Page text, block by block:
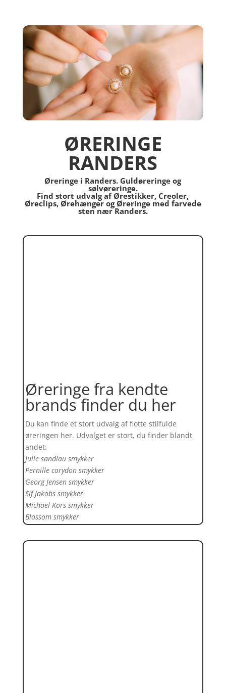
ØRERINGE
RANDERS
Øreringe i Randers. Guldøreringe og
sølvøreringe.
Find stort udvalg af Ørestikker, Creoler,
Øreclips, Ørehænger og Øreringe med farvede
sten nær Randers.
Øreringe fra kendte
brands finder du her
Du kan finde et stort udvalg af flotte stilfulde
øreringen her. Udvalget er stort, du finder blandt
andet:
Julie sandlau smykker
Pernille corydon smykker
Georg Jensen smykker
Sif Jakobs smykker
Michael Kors smykker
Blossom smykker